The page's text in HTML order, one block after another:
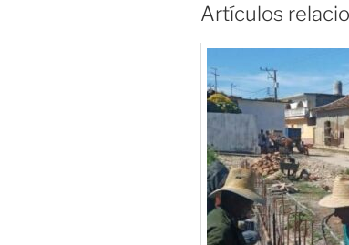
Artículos